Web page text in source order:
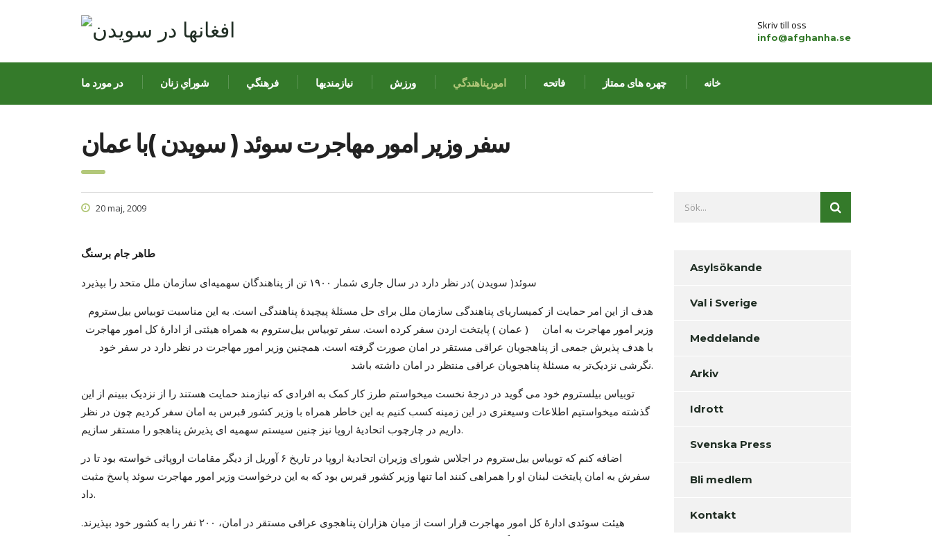
Skriv till oss
info@afghanha.se
در مورد ما شوراي زنان فرهنگي نيازمنديها ورزش امورپناهندگي فاتحه چهره های ممتاز خانه
سفر وزیر امور مهاجرت سوئد ( سويدن )با عمان
20 maj, 2009
طاهر جام برسنگ
سوئد( سويدن )در نظر دارد در سال جاری شمار ۱۹۰۰ تن از پناهندگان سهمیه‌ای سازمان ملل متحد را بپذیرد
هدف از این امر حمایت از کمیساریای پناهندگی سازمان ملل برای حل مسئلۀ پیچیدۀ پناهندگی است. به این مناسبت توبیاس بیل‌ستروم
وزیر امور مهاجرت به امان ( عمان ) پایتخت اردن سفر کرده است. سفر توبیاس بیل‌ستروم به همراه هیئتی از ادارۀ کل امور مهاجرت
با هدف پذیرش جمعی از پناهجویان عراقی مستقر در امان صورت گرفته است. همچنین وزیر امور مهاجرت در نظر دارد در سفر خود
نگرشی نزدیک‌تر به مسئلۀ پناهجویان عراقی منتظر در امان داشته باشد.
توبیاس بیلستروم خود می گوید در درجۀ نخست میخواستم طرز کار کمک به افرادی که نیازمند حمایت هستند را از نزدیک ببینم از این
گذشته میخواستیم اطلاعات وسیعتری در این زمینه کسب کنیم به این خاطر همراه با وزیر کشور قبرس به امان سفر کردیم چون در نظر
داریم در چارچوب اتحادیۀ اروپا نیز چنین سیستم سهمیه ای پذیرش پناهجو را مستقر سازیم.
اضافه کنم که توبیاس بیل‌ستروم در اجلاس شورای وزیران اتحادیۀ اروپا در تاریخ ۶ آوریل از دیگر مقامات اروپائی خواسته بود تا در
سفرش به امان پایتخت لبنان او را همراهی کنند اما تنها وزیر کشور قبرس بود که به این درخواست وزیر امور مهاجرت سوئد پاسخ مثبت
داد.
هیئت سوئدی ادارۀ کل امور مهاجرت قرار است از میان هزاران پناهجوی عراقی مستقر در امان، ۲۰۰ نفر را به کشور خود بپذیرند.
Asylsökande
Val i Sverige
Meddelande
Arkiv
Idrott
Svenska Press
Bli medlem
Kontakt